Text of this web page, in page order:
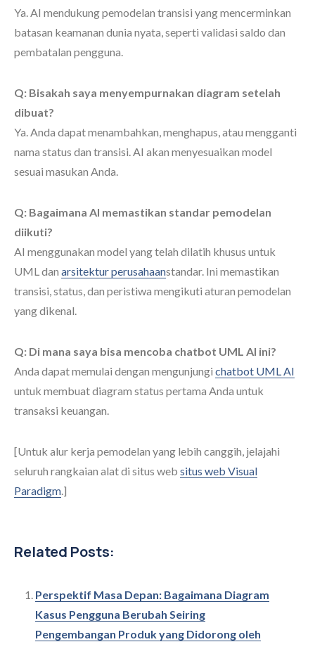
Ya. AI mendukung pemodelan transisi yang mencerminkan
batasan keamanan dunia nyata, seperti validasi saldo dan
pembatalan pengguna.
Q: Bisakah saya menyempurnakan diagram setelah
dibuat?
Ya. Anda dapat menambahkan, menghapus, atau mengganti
nama status dan transisi. AI akan menyesuaikan model
sesuai masukan Anda.
Q: Bagaimana AI memastikan standar pemodelan
diikuti?
AI menggunakan model yang telah dilatih khusus untuk
UML dan arsitektur perusahaanstandar. Ini memastikan
transisi, status, dan peristiwa mengikuti aturan pemodelan
yang dikenal.
Q: Di mana saya bisa mencoba chatbot UML AI ini?
Anda dapat memulai dengan mengunjungi chatbot UML AI
untuk membuat diagram status pertama Anda untuk
transaksi keuangan.
[Untuk alur kerja pemodelan yang lebih canggih, jelajahi
seluruh rangkaian alat di situs web situs web Visual
Paradigm.]
Related Posts:
Perspektif Masa Depan: Bagaimana Diagram
Kasus Pengguna Berubah Seiring
Pengembangan Produk yang Didorong oleh